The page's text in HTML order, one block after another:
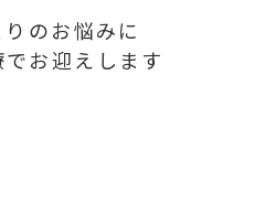
のお悩みに
お迎えします